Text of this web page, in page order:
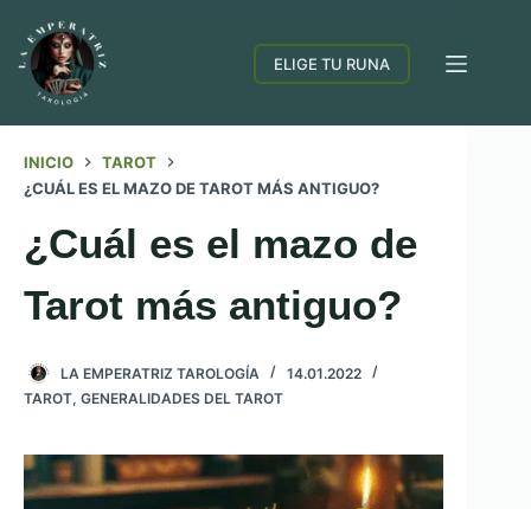
contenido
ELIGE TU RUNA
INICIO
TAROT
¿CUÁL ES EL MAZO DE TAROT MÁS ANTIGUO?
¿Cuál es el mazo de
Tarot más antiguo?
LA EMPERATRIZ TAROLOGÍA
14.01.2022
TAROT, GENERALIDADES DEL TAROT